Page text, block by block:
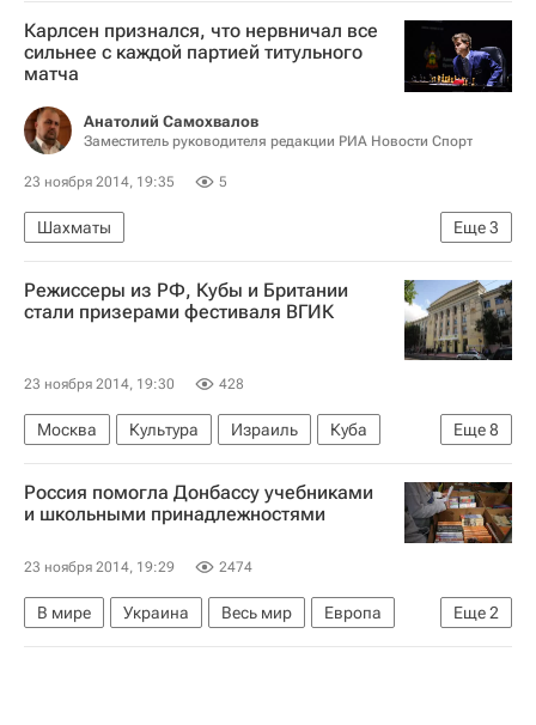
Карлсен признался, что нервничал все
сильнее с каждой партией титульного
матча
Анатолий Самохвалов
Заместитель руководителя редакции РИА Новости Спорт
23 ноября 2014, 19:35 5
Еще3
Шахматы
Матч за звание чемпиона мира по шахматам между действующим обладателем титула Магнусом Карлсеном из Норвегии и претендентом Вишванатаном Анандом из Индии: мнения и комментарии
Магнус Карлсен
Вишванатан Ананд
Режиссеры из РФ, Кубы и Британии
стали призерами фестиваля ВГИК
23 ноября 2014, 19:30 428
Еще8
Москва Культура Израиль
Куба
Великобритания
Америка
Азия
Северная Америка
Весь мир
Европа
Россия помогла Донбассу учебниками
и школьными принадлежностями
23 ноября 2014, 19:29 2474
Еще2
В мире Украина Весь мир
Европа
Правительство РФ
Россия